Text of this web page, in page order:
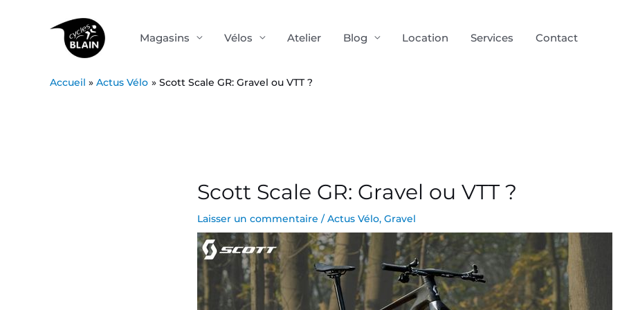
Magasins Vélos Atelier Blog Location Services Contact
Accueil Actus Vélo Scott Scale GR: Gravel ou VTT ?
Scott Scale GR: Gravel ou VTT ?
Laisser un commentaire /Actus Vélo,Gravel